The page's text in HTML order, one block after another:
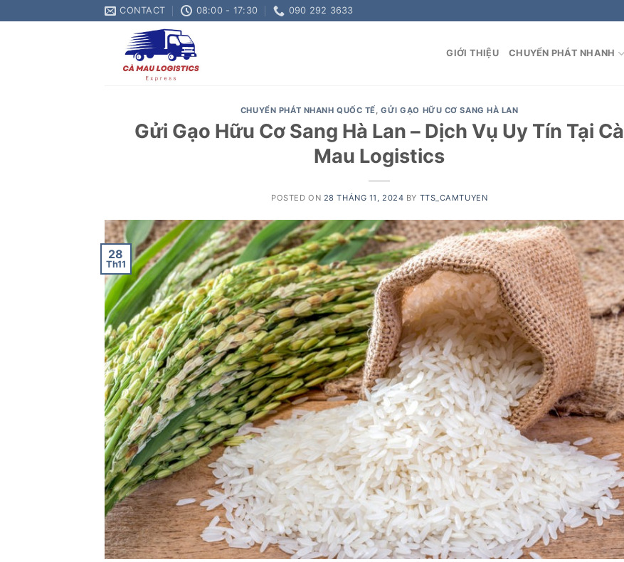
to
CONTACT 08:00 - 17:30 090 292 3633
GIỚI THIỆU CHUYỂN PHÁT NHANH
CHUYỂN PHÁT NHANH QUỐC TẾ,GỬI GẠO HỮU CƠ SANG HÀ LAN
Gửi Gạo Hữu Cơ Sang Hà Lan – Dịch Vụ Uy Tín Tại Cà
Mau Logistics
POSTED ON 28 THÁNG 11, 2024 BY TTS_CAMTUYEN
28
Th11